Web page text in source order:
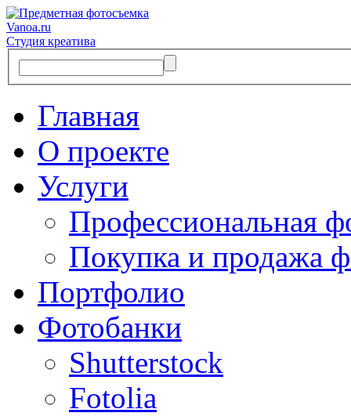
Vanoa.ru
Студия креатива
Главная
О проекте
Услуги
Профессиональная
Покупка и продажа
Портфолио
Фотобанки
Shutterstock
Fotolia